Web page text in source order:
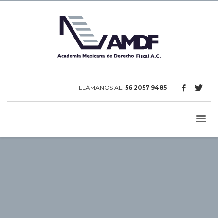
LLÁMANOS AL: 56 2057 9485